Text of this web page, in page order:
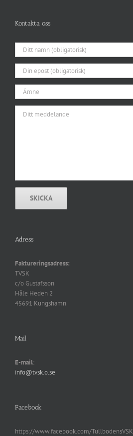
Kontakta oss
Adress
Faktureringsadress:
TVSK
c/o Gustafsson
Håle Heden 2
45691 Kungshamn
Mail
E-mail:
info@tvsk.o.se
Facebook
https://www.facebook.com/TullbodensVSK